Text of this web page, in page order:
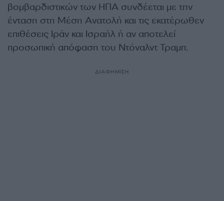
βομβαρδιστικών των ΗΠΑ συνδέεται με την
ένταση στη Μέση Ανατολή και τις εκατέρωθεν
επιθέσεις Ιράν και Ισραήλ ή αν αποτελεί
προσωπική απόφαση του Ντόναλντ Τραμπ.
ΔΙΑΦΗΜΙΣΗ